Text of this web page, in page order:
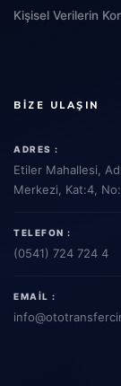
Kişisel Verilerin
BIZE ULAŞIN
ADRES :
Etiler Mahallesi,
Merkezi, Kat:4,
TELEFON :
(0541) 724 724 4
EMAIL :
info